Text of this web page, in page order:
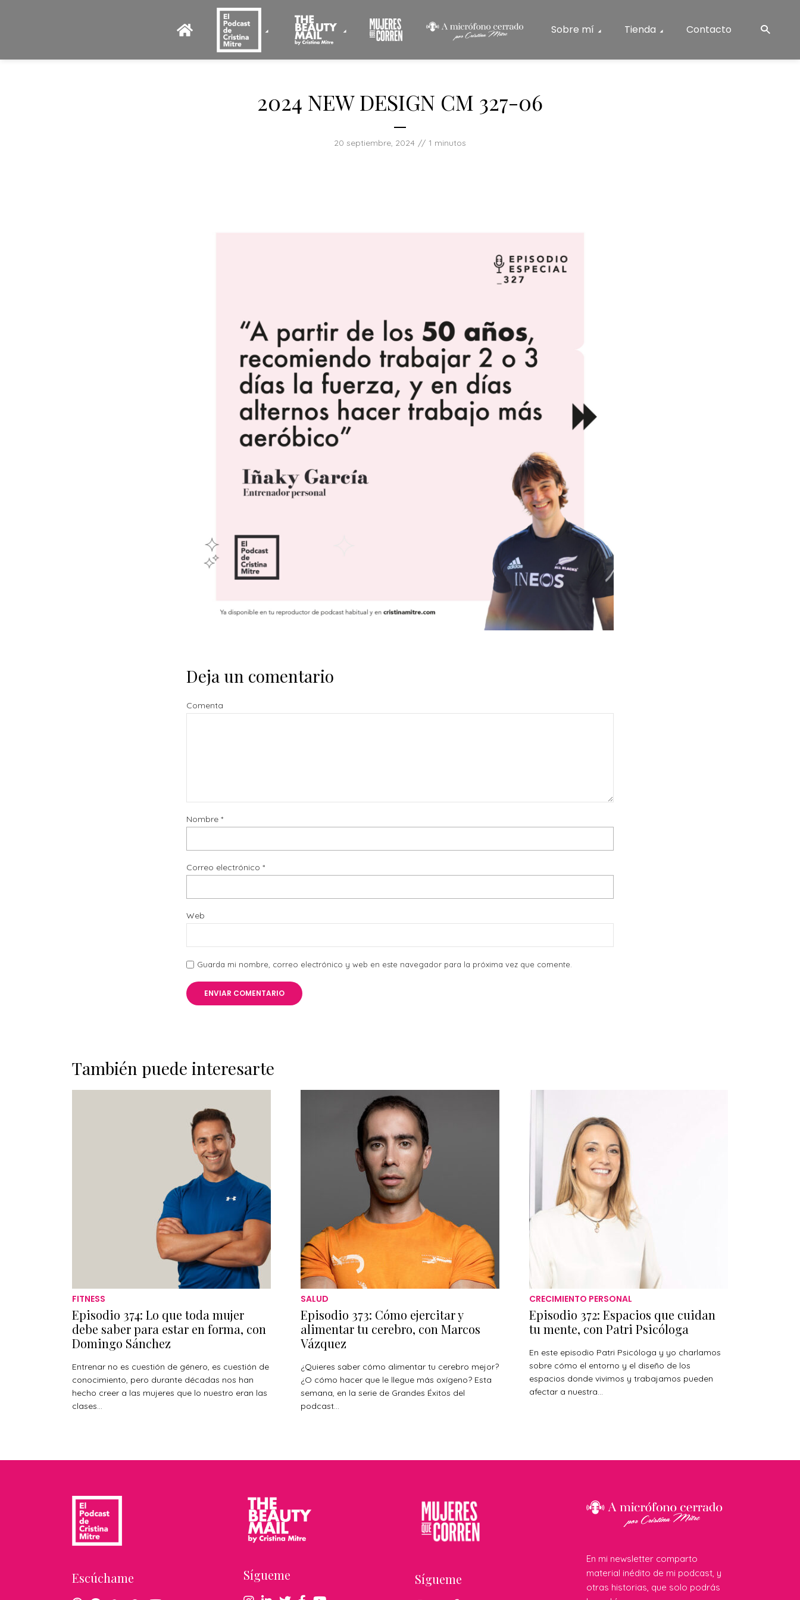
Sobre mí Tienda Contacto
2024 NEW DESIGN CM 327-06
20 septiembre, 2024 1 minutos
Deja un comentario
Comenta
Nombre *
Correo electrónico *
Web
Guarda mi nombre, correo electrónico y web en este navegador para la próxima vez que comente.
También puede interesarte
FITNESS
Episodio 374: Lo que toda mujer
debe saber para estar en forma, con
Domingo Sánchez
Entrenar no es cuestión de género, es cuestión de
conocimiento, pero durante décadas nos han
hecho creer a las mujeres que lo nuestro eran las
clases...
SALUD
Episodio 373: Cómo ejercitar y
alimentar tu cerebro, con Marcos
Vázquez
¿Quieres saber cómo alimentar tu cerebro mejor?
¿O cómo hacer que le llegue más oxígeno? Esta
semana, en la serie de Grandes Éxitos del
podcast...
CRECIMIENTO PERSONAL
Episodio 372: Espacios que cuidan
tu mente, con Patri Psicóloga
En este episodio Patri Psicóloga y yo charlamos
sobre cómo el entorno y el diseño de los
espacios donde vivimos y trabajamos pueden
afectar a nuestra...
Escúchame Sígueme Sígueme
En mi newsletter comparto
material inédito de mi podcast, y
otras historias, que solo podrás